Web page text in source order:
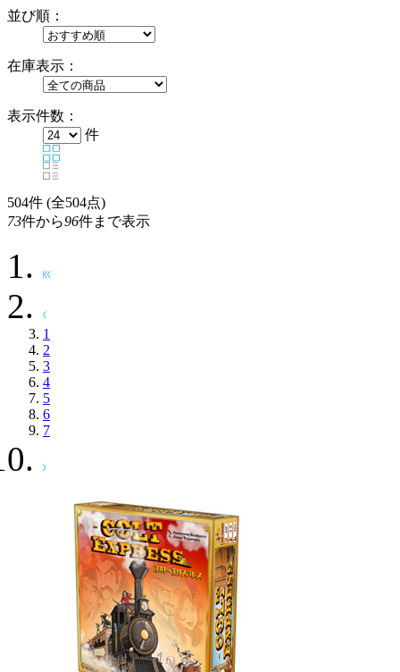
並び順：
在庫表示：
表示件数：
件
504件 (全504点)
73件から96件まで表示
1
2
3
4
5
6
7